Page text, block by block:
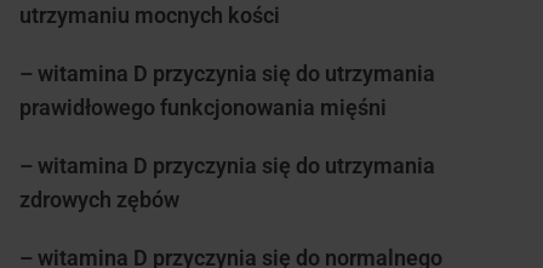
utrzymaniu mocnych kości
– witamina D przyczynia się do utrzymania
prawidłowego funkcjonowania mięśni
– witamina D przyczynia się do utrzymania
zdrowych zębów
– witamina D przyczynia się do normalnego